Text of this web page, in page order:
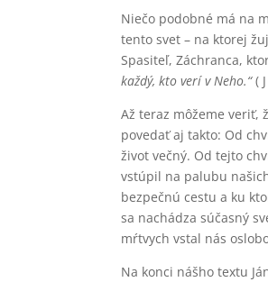
Niečo podobné má na
tento svet – na ktorej
Spasiteľ, Záchranca,
každý, kto verí v Neho.“(
Až teraz môžeme veriť,
povedať aj takto: Od
život večný. Od tejto
vstúpil na palubu
bezpečnú cestu a ku
sa nachádza súčasný
mŕtvych vstal nás
Na konci nášho textu